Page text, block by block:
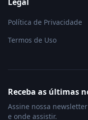
Política de Privacidade
Termos de Uso
Receba as últimas
Assine nossa
e onde assistir.